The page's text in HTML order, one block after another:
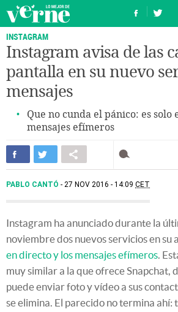
INSTAGRAM
Instagram avisa de las
pantalla en su nuevo
mensajes
Que no cunda el pánico: es solo
mensajes efímeros
PABLO CANTÓ 27 NOV 2016 - 14:09 CET
Instagram ha anunciado durante la
noviembre dos nuevos servicios en su
en directo y los mensajes efímeros.
muy similar a la que ofrece Snapchat,
puede enviar foto y vídeo a sus
se elimina. El parecido no termina ahí: